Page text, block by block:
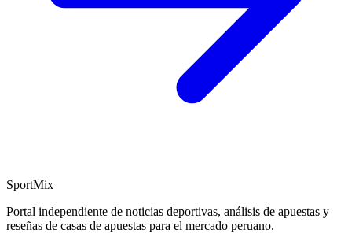
SportMix
Portal independiente de noticias deportivas, análisis de apuestas y
reseñas de casas de apuestas para el mercado peruano.